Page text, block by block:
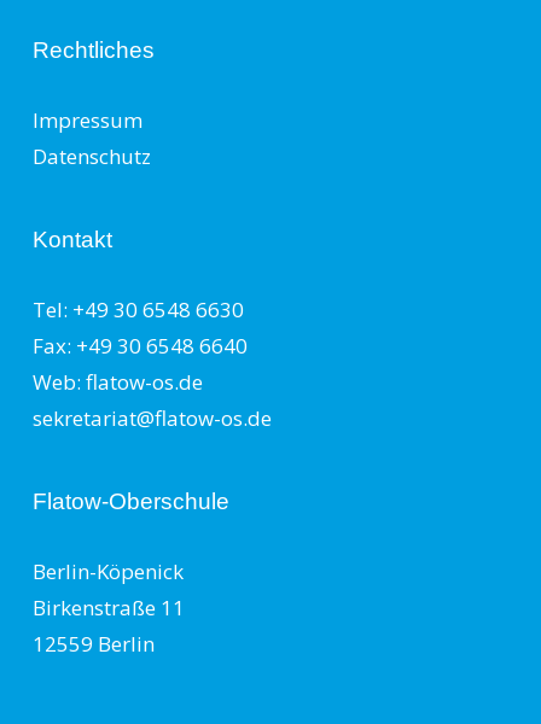
Rechtliches
Impressum
Datenschutz
Kontakt
Tel: +49 30 6548 6630
Fax: +49 30 6548 6640
Web: flatow-os.de
sekretariat@flatow-os.de
Flatow-Oberschule
Berlin-Köpenick
Birkenstraße 11
12559 Berlin